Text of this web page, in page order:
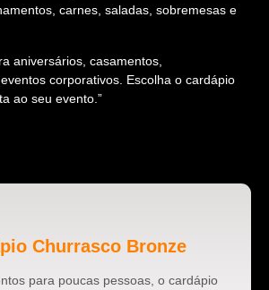
carnes, saladas, sobremesas e
aniversários, casamentos,
corporativos. Escolha o cardápio
ao seu evento.”
Churrasco Bronze
para poucas pessoas, o cardápio